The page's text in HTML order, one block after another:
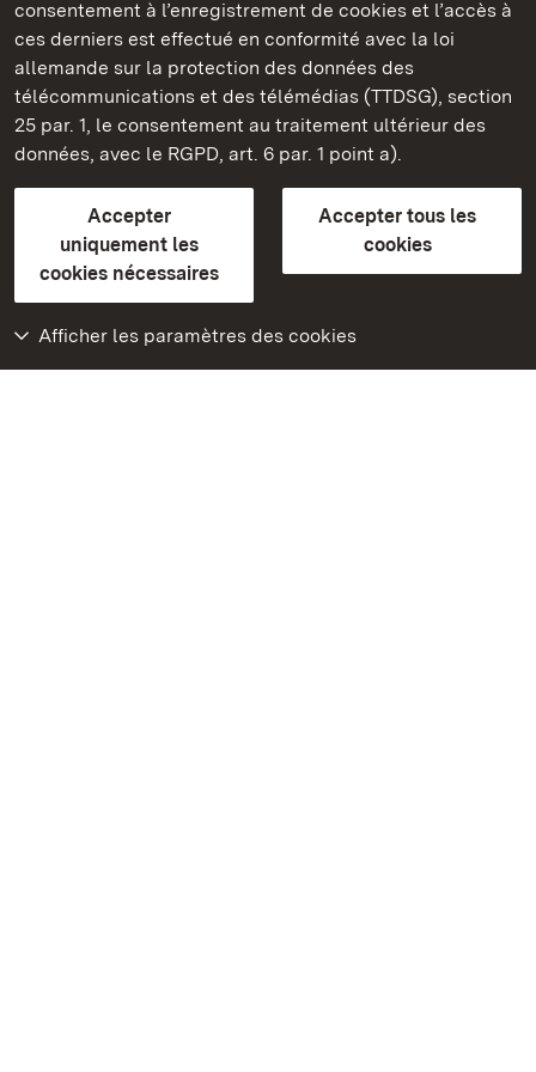
consentement à l’enregistrement de cookies et l’accès à
ces derniers est effectué en conformité avec la loi
allemande sur la protection des données des
télécommunications et des télémédias (TTDSG), section
25 par. 1, le consentement au traitement ultérieur des
données, avec le RGPD, art. 6 par. 1 point a).
Accepter
uniquement les
cookies nécessaires
Accepter tous les
cookies
Afficher les paramètres des cookies
Châteaux et jardins publics du Bade-Wurtemberg
FAQ et réponsesMentions légalesProtection des données
Explications sur l’accessibilité
BITV-konform (geprüfte Seiten)
plus loin
Accueil
Monuments
Rendez-nous visite